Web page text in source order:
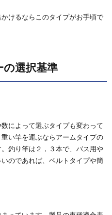
けるならこのタイプがお手頃で
の選択基準
によって選ぶタイプも変わって
い竿を運ぶならアームタイプの
釣り竿は２，３本で、バス用や
のであれば、ベルトタイプや簡